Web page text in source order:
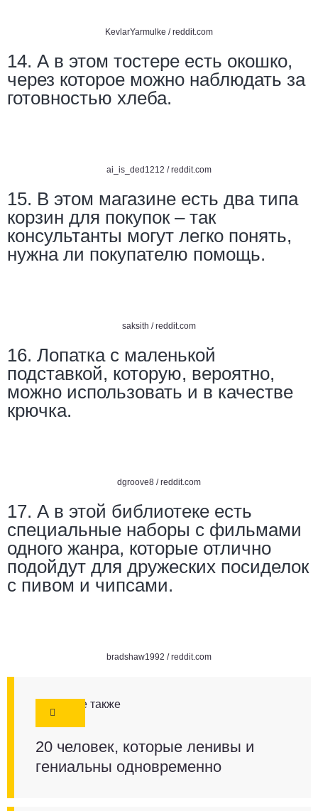
KevlarYarmulke /reddit.com
14. А в этом тостере есть окошко,
через которое можно наблюдать за
готовностью хлеба.
ai_is_ded1212 /reddit.com
15. В этом магазине есть два типа
корзин для покупок – так
консультанты могут легко понять,
нужна ли покупателю помощь.
saksith /reddit.com
16. Лопатка с маленькой
подставкой, которую, вероятно,
можно использовать и в качестве
крючка.
dgroove8 /reddit.com
17. А в этой библиотеке есть
специальные наборы с фильмами
одного жанра, которые отлично
подойдут для дружеских посиделок
с пивом и чипсами.
bradshaw1992 /reddit.com
Смотрите также
20 человек, которые ленивы и
гениальны одновременно